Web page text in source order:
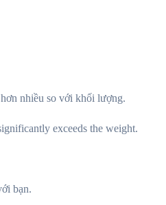
nhiều so với khối lượng.
exceeds the weight.
bạn.